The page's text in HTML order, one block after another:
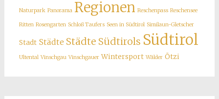
Naturpark Panorama Regionen Reschenpass Reschensee
Ritten Rosengarten Schloß Taufers Seen in Südtirol Similaun-Gletscher
Stadt Städte Städte Südtirols Südtirol
Ultental Vinschgau Vinschgauer Wintersport Wälder Ötzi